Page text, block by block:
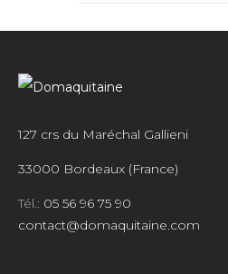
127 crs du Maréchal Gallieni
33000 Bordeaux (France)
Tél.: 05 56 96 75 90
contact@domaquitaine.com